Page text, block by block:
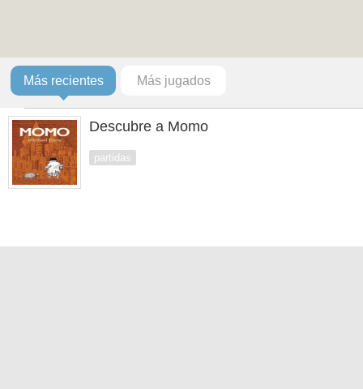
Más recientes Más jugados
Descubre a Momo
partidas